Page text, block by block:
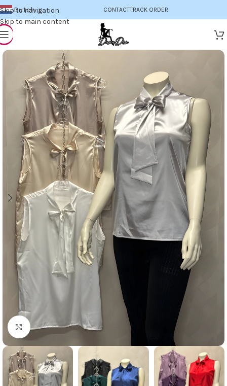
Skip to navigation
Skip to main content
Dutch ▼ CONTACTTRACK ORDER
Click to enlarge